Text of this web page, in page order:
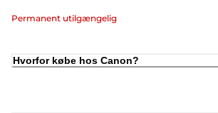
Permanent utilgængelig
Hvorfor købe hos Canon?